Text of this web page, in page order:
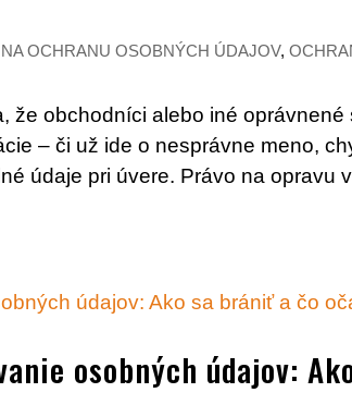
OCHRANU OSOBNÝCH ÚDAJOV,
že obchodníci alebo iné
– či už ide o nesprávne meno,
údaje pri úvere. Právo na opravu
osobných údajov: